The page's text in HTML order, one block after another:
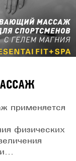
применяется
физических